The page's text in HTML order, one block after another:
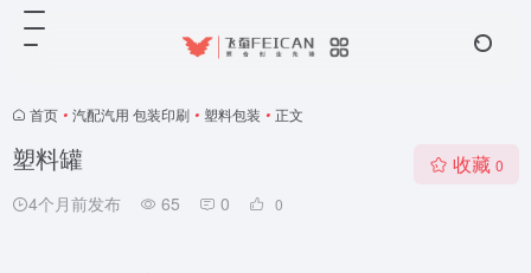
首页 • 汽配汽用 包装印刷 • 塑料包装 • 正文
塑料罐
4个月前发布 65 0 0
收藏 0